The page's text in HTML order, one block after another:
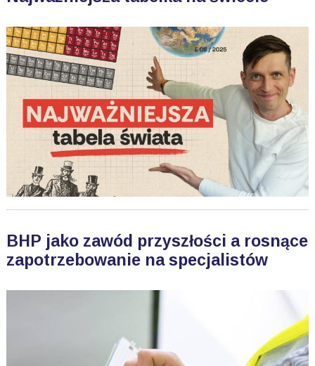
BHP jako zawód przyszłości a rosnące
zapotrzebowanie na specjalistów